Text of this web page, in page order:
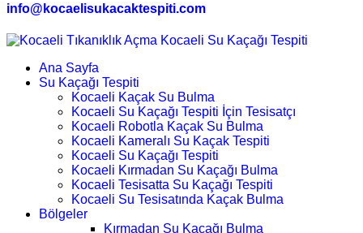
info@kocaelisukacaktespiti.com
Ana Sayfa
Su Kaçağı Tespiti
Kocaeli Kaçak Su Bulma
Kocaeli Su Kaçağı Tespiti İçin Tesisatçı
Kocaeli Robotla Kaçak Su Bulma
Kocaeli Kameralı Su Kaçak Tespiti
Kocaeli Su Kaçağı Tespiti
Kocaeli Kırmadan Su Kaçağı Bulma
Kocaeli Tesisatta Su Kaçağı Tespiti
Kocaeli Su Tesisatında Kaçak Bulma
Bölgeler
Kırmadan Su Kaçağı Bulma